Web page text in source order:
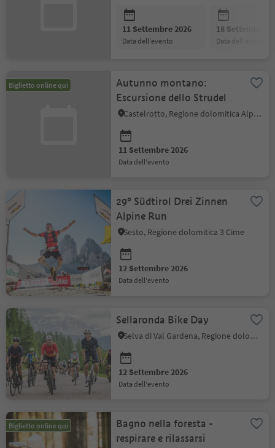
11 Settembre 2026
data dell'evento
18 Settembre
data dell'evento
Biglietto online qui
Autunno montano:
Escursione dello Strudel
Castelrotto, Regione dolomitica Alpe di Siusi
11 Settembre 2026
data dell'evento
29° Südtirol Drei Zinnen
Alpine Run
Sesto, Regione dolomitica 3 Cime
12 Settembre 2026
data dell'evento
Sellaronda Bike Day
Selva di Val Gardena, Regione dolomitica Val Gardena
12 Settembre 2026
data dell'evento
Biglietto online qui
Bagno nella foresta -
respirare e rilassarsi